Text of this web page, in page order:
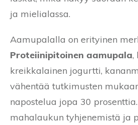
ja mielialassa.
Aamupalalla on erityinen
Proteiinipitoinen aamupala,
kreikkalainen jogurtti,
vähentää tutkimusten
napostelua jopa 30
mahalaukun tyhjenemistä ja